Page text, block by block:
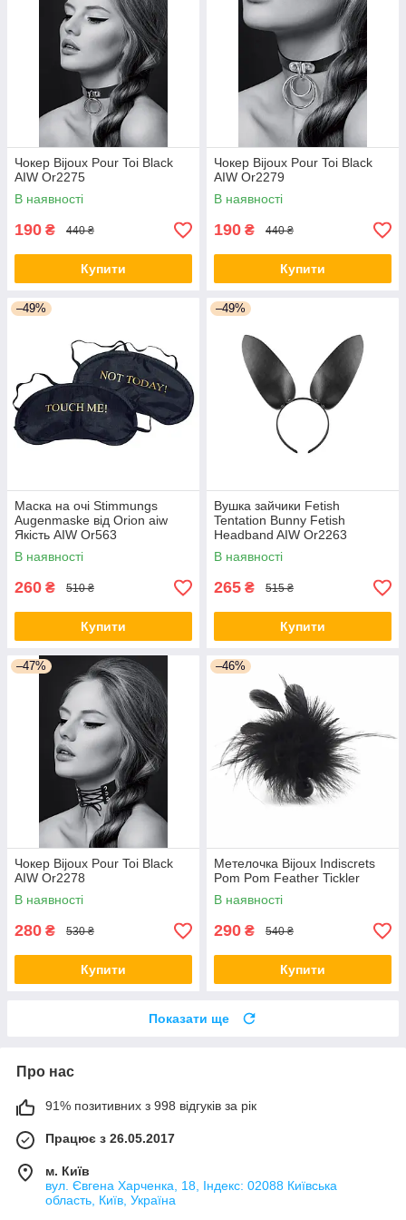
Чокер Bijoux Pour Toi Black
AIW Or2275
В наявності
190 ₴ 440 ₴
Купити
Чокер Bijoux Pour Toi Black
AIW Or2279
В наявності
190 ₴ 440 ₴
Купити
–49%
Маска на очі Stimmungs
Augenmaske від Orion aiw
Якість AIW Or563
В наявності
260 ₴ 510 ₴
Купити
–49%
Вушка зайчики Fetish
Tentation Bunny Fetish
Headband AIW Or2263
В наявності
265 ₴ 515 ₴
Купити
–47%
Чокер Bijoux Pour Toi Black
AIW Or2278
В наявності
280 ₴ 530 ₴
Купити
–46%
Метелочка Bijoux Indiscrets
Pom Pom Feather Tickler
В наявності
290 ₴ 540 ₴
Купити
Показати ще
Про нас
91% позитивних з 998 відгуків за рік
Працює з 26.05.2017
м. Київ
вул. Євгена Харченка, 18, Індекс: 02088 Київська
область, Київ, Україна